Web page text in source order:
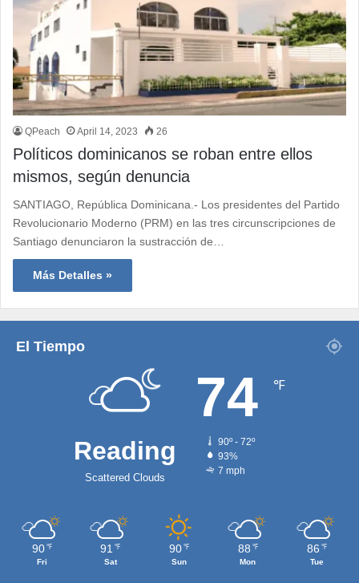
QPeach April 14, 2023 26
Políticos dominicanos se roban entre ellos
mismos, según denuncia
SANTIAGO, República Dominicana.- Los presidentes del Partido
Revolucionario Moderno (PRM) en las tres circunscripciones de
Santiago denunciaron la sustracción de…
Más Detalles »
El Tiempo
Reading
Scattered Clouds
74 ℉
90º - 72º
93%
7 mph
90 ℉
Fri
91 ℉
Sat
90 ℉
Sun
88 ℉
Mon
86 ℉
Tue